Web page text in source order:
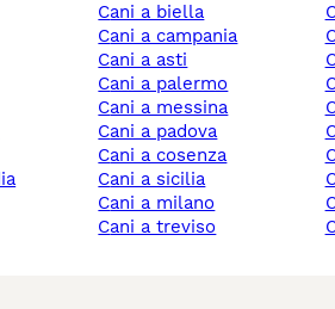
cani a biella
cani a campania
cani a asti
cani a palermo
cani a messina
cani a padova
cani a cosenza
cani a sicilia
cani a milano
cani a treviso